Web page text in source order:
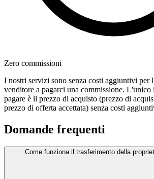
Zero commissioni
I nostri servizi sono senza costi aggiuntivi per
venditore a pagarci una commissione.
pagare è il prezzo di acquisto (prezzo di
prezzo di offerta accettata) senza costi
Domande frequenti
Come funziona il trasferimento della